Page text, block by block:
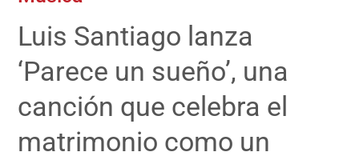
Luis Santiago lanza
‘Parece un sueño’, una
canción que celebra el
matrimonio como un